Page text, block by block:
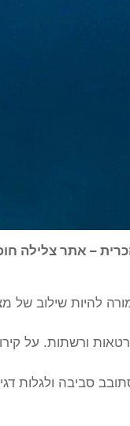
– אתר צלילה
להיות שילוב של
סביבה ולגלות